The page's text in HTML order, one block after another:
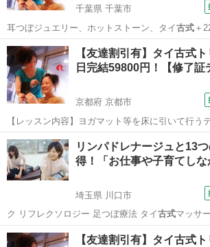
千葉県 千葉市
耳つぼジュエリー、ホットストーン、タイ古式＋
千葉 千葉市 整体
【友達割引有】タイ古式
日完結59800円！【修了
京都府 京都市
【レッスン内容】ヨガマット等を床に引いて行う
す。レッスンは学科と実技を行い、体感して頂き
を脱がずそのまま行います。お客様へ圧をゆっく
いくテクニックと、ヨガの要素を兼ね備え...
京都 京都市 マッサージ
リンパドレナージュと13
得！「お仕事や子育てし
埼玉県 川口市
ク リフレクソロジー 足つぼ療法 タイ古式マッサ
ング スト…
埼玉 川口市 マッサージ
【友達割引有】タイ古式